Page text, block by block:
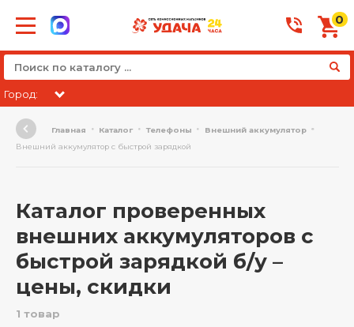
0
Город:
Главная Каталог Телефоны
Внешний аккумулятор
Внешний аккумулятор с быстрой зарядкой
Каталог проверенных
внешних аккумуляторов с
быстрой зарядкой б/у –
цены, скидки
1 товар